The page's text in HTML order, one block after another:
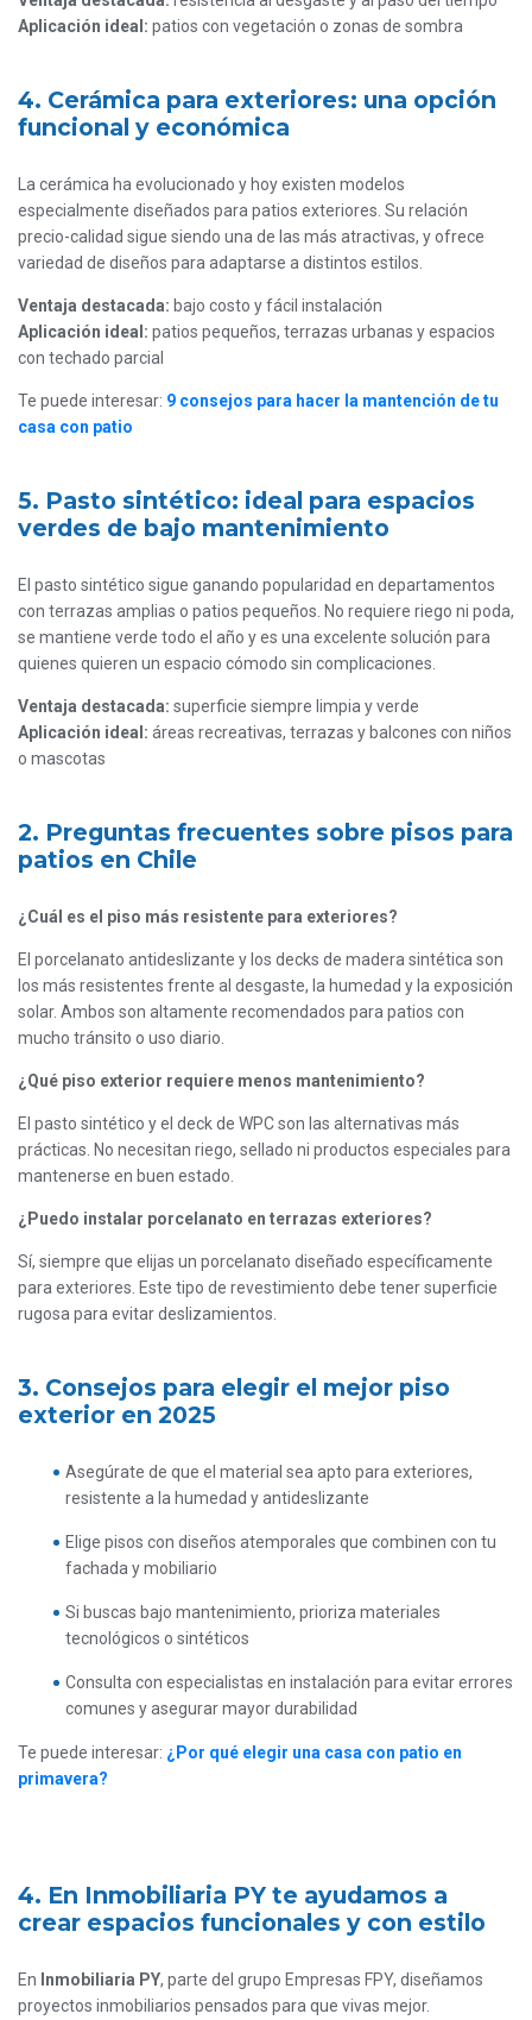
Aplicación ideal: patios con vegetación o zonas de sombra
4. Cerámica para exteriores: una opción
funcional y económica
La cerámica ha evolucionado y hoy existen modelos
especialmente diseñados para patios exteriores. Su relación
precio-calidad sigue siendo una de las más atractivas, y ofrece
variedad de diseños para adaptarse a distintos estilos.
Ventaja destacada: bajo costo y fácil instalación
Aplicación ideal: patios pequeños, terrazas urbanas y espacios
con techado parcial
Te puede interesar: 9 consejos para hacer la mantención de tu
casa con patio
5. Pasto sintético: ideal para espacios
verdes de bajo mantenimiento
El pasto sintético sigue ganando popularidad en departamentos
con terrazas amplias o patios pequeños. No requiere riego ni poda,
se mantiene verde todo el año y es una excelente solución para
quienes quieren un espacio cómodo sin complicaciones.
Ventaja destacada: superficie siempre limpia y verde
Aplicación ideal: áreas recreativas, terrazas y balcones con niños
o mascotas
2. Preguntas frecuentes sobre pisos para
patios en Chile
¿Cuál es el piso más resistente para exteriores?
El porcelanato antideslizante y los decks de madera sintética son
los más resistentes frente al desgaste, la humedad y la exposición
solar. Ambos son altamente recomendados para patios con
mucho tránsito o uso diario.
¿Qué piso exterior requiere menos mantenimiento?
El pasto sintético y el deck de WPC son las alternativas más
prácticas. No necesitan riego, sellado ni productos especiales para
mantenerse en buen estado.
¿Puedo instalar porcelanato en terrazas exteriores?
Sí, siempre que elijas un porcelanato diseñado específicamente
para exteriores. Este tipo de revestimiento debe tener superficie
rugosa para evitar deslizamientos.
3. Consejos para elegir el mejor piso
exterior en 2025
Asegúrate de que el material sea apto para exteriores,
resistente a la humedad y antideslizante
Elige pisos con diseños atemporales que combinen con tu
fachada y mobiliario
Si buscas bajo mantenimiento, prioriza materiales
tecnológicos o sintéticos
Consulta con especialistas en instalación para evitar errores
comunes y asegurar mayor durabilidad
Te puede interesar: ¿Por qué elegir una casa con patio en
primavera?
4. En Inmobiliaria PY te ayudamos a
crear espacios funcionales y con estilo
En Inmobiliaria PY, parte del grupo Empresas FPY, diseñamos
proyectos inmobiliarios pensados para que vivas mejor.